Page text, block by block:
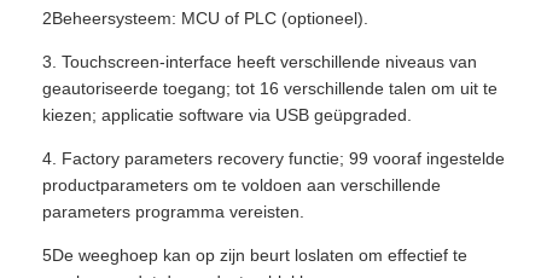
2Beheersysteem: MCU of PLC (optioneel).
3. Touchscreen-interface heeft verschillende niveaus van
geautoriseerde toegang; tot 16 verschillende talen om uit te
kiezen; applicatie software via USB geüpgraded.
4. Factory parameters recovery functie; 99 vooraf ingestelde
productparameters om te voldoen aan verschillende
parameters programma vereisten.
5De weeghoep kan op zijn beurt loslaten om effectief te